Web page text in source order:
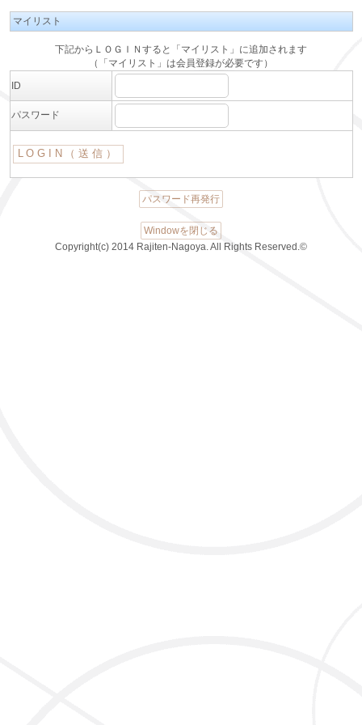
マイリスト
下記からＬＯＧＩＮすると「マイリスト」に追加されます
（「マイリスト」は会員登録が必要です）
ID
パスワード
パスワード再発行
Windowを閉じる
Copyright(c) 2014 Rajiten-Nagoya. All Rights Reserved.©